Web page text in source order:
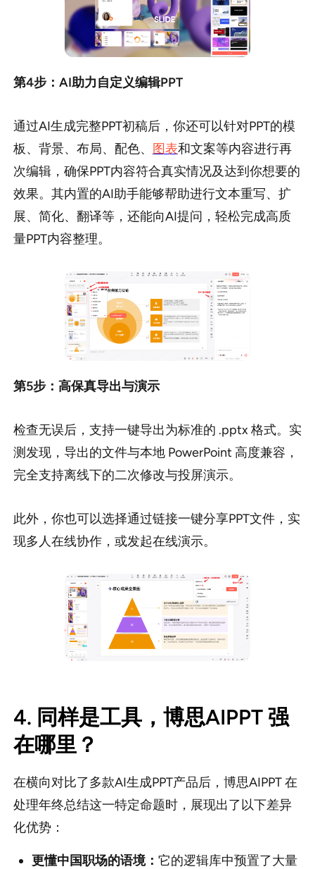
第4步：AI助力自定义编辑PPT
通过AI生成完整PPT初稿后，你还可以针对PPT的模
板、背景、布局、配色、
图表和文案等内容进行再
次编辑，确保PPT内容符合真实情况及达到你想要的
效果。其内置的AI助手能够帮助进行文本重写、扩
展、简化、翻译等，还能向AI提问，轻松完成高质
量PPT内容整理。
第5步：高保真导出与演示
检查无误后，支持一键导出为标准的 .pptx 格式。实
测发现，导出的文件与本地 PowerPoint 高度兼容，
完全支持离线下的二次修改与投屏演示。
此外，你也可以选择通过链接一键分享PPT文件，实
现多人在线协作，或发起在线演示。
4. 同样是工具，博思AIPPT 强
在哪里？
在横向对比了多款AI生成PPT产品后，博思AIPPT 在
处理年终总结这一特定命题时，展现出了以下差异
化优势：
更懂中国职场的语境： 它的逻辑库中预置了大量